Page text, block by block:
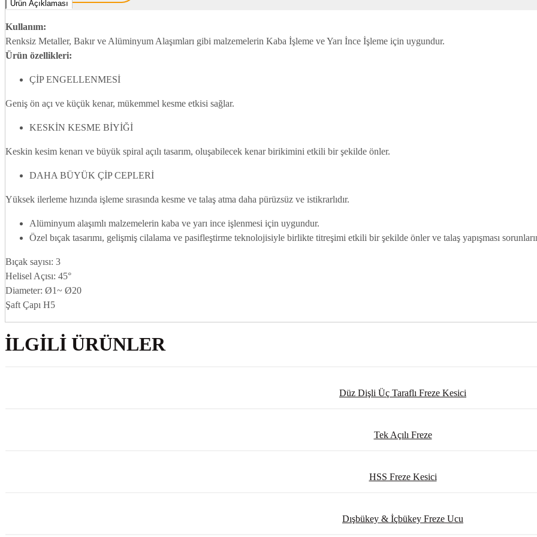
Ürün Açıklaması
Kullanım:
Renksiz Metaller, Bakır ve Alüminyum Alaşımları gibi malzemelerin Kaba İşleme ve Yarı İnce İşleme için uygundur.
Ürün özellikleri:
ÇİP ENGELLENMESİ
Geniş ön açı ve küçük kenar, mükemmel kesme etkisi sağlar.
KESKİN KESME BİYİĞİ
Keskin kesim kenarı ve büyük spiral açılı tasarım, oluşabilecek kenar birikimini etkili bir şekilde önler.
DAHA BÜYÜK ÇİP CEPLERİ
Yüksek ilerleme hızında işleme sırasında kesme ve talaş atma daha pürüzsüz ve istikrarlıdır.
Alüminyum alaşımlı malzemelerin kaba ve yarı ince işlenmesi için uygundur.
Özel bıçak tasarımı, gelişmiş cilalama ve pasifleştirme teknolojisiyle birlikte titreşimi etkili bir şekilde önler ve talaş yapışması
Bıçak sayısı: 3
Helisel Açısı: 45°
Diameter: Ø1~ Ø20
Şaft Çapı H5
İLGILI ÜRÜNLER
Düz Dişli Üç Taraflı Freze Kesici
Tek Açılı Freze
HSS Freze Kesici
Dışbükey & İçbükey Freze Ucu